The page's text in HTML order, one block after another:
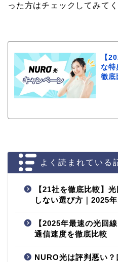
った方はチェックしてみて
【
な特
徹底
よく読まれている
【21社を徹底比較】
しない選び方｜2025年
【2025年最速の光回
通信速度を徹底比較
NURO光は評判悪い？